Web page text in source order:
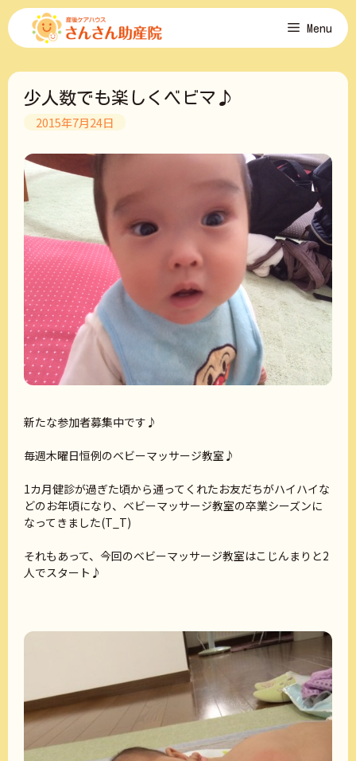
コ
ン
ツ
Menu
少人数でも楽しくベビマ♪
2015年7月24日
新たな参加者募集中です♪
毎週木曜日恒例のベビーマッサージ教室♪
1カ月健診が過ぎた頃から通ってくれたお友だちがハイハイな
どのお年頃になり、ベビーマッサージ教室の卒業シーズンに
なってきました(T_T)
それもあって、今回のベビーマッサージ教室はこじんまりと2
人でスタート♪